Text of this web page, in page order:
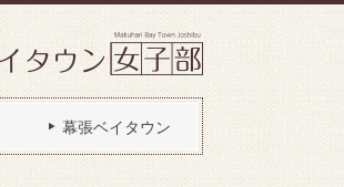
幕張ベイタウン